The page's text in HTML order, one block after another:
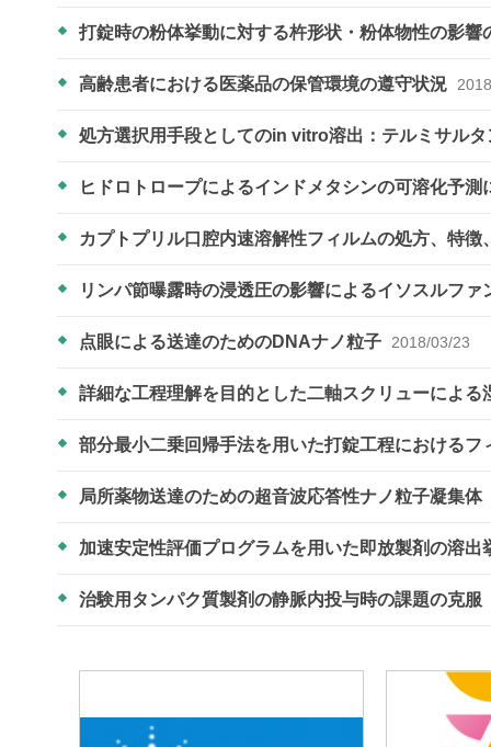
打錠時の粉体挙動に対する杵形状・粉体物性の影響
高齢患者における医薬品の保管環境の遵守状況
処方選択用手段としてのin vitro溶出：テルミサル
ヒドロトロープによるインドメタシンの可溶化予
カプトプリル口腔内速溶解性フィルムの処方、特
リンパ節曝露時の浸透圧の影響によるイソスルフ
点眼による送達のためのDNAナノ粒子 2018/03/23
詳細な工程理解を目的とした二軸スクリューによ
部分最小二乗回帰手法を用いた打錠工程における
局所薬物送達のための超音波応答性ナノ粒子凝集体
加速安定性評価プログラムを用いた即放製剤の溶
治験用タンパク質製剤の静脈内投与時の課題の克服